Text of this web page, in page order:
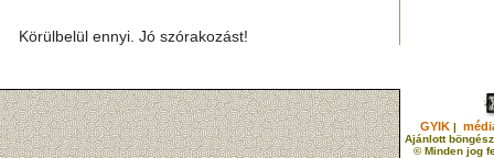
Körülbelül ennyi. Jó szórakozást!
GYIK |
Ajánlott
© Minden jog